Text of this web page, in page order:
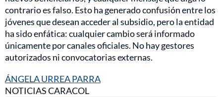
contrario es falso. Esto ha generado confusión entre los
jóvenes que desean acceder al subsidio, pero la entidad
ha sido enfática: cualquier cambio será informado
únicamente por canales oficiales. No hay gestores
autorizados ni convocatorias externas.
ÁNGELA URREA PARRA
NOTICIAS CARACOL